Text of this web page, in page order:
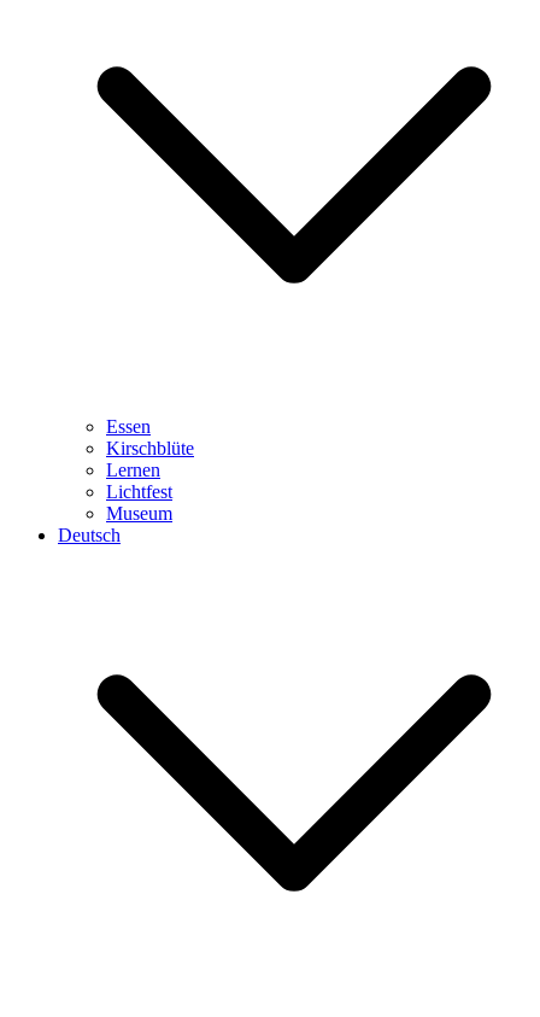
Essen
Kirschblüte
Lernen
Lichtfest
Museum
Deutsch